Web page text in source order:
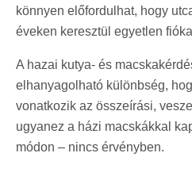
könnyen előfordulhat, hogy
éveken keresztül egyetlen
A hazai kutya- és
elhanyagolható különbség,
vonatkozik az összeírási,
ugyanez a házi macskákkal
módon – nincs érvényben.